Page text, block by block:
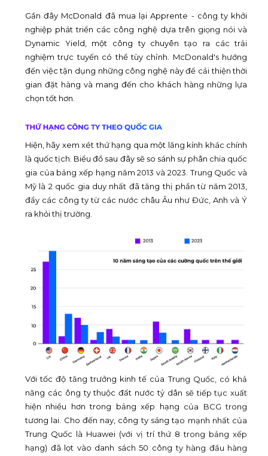
Gần đây McDonald đã mua lại Apprente - công ty khởi
nghiệp phát triển các công nghệ dựa trên giọng nói và
Dynamic Yield, một công ty chuyên tạo ra các trải
nghiệm trực tuyến có thể tùy chỉnh. McDonald's hướng
đến việc tận dụng những công nghệ này để cải thiện thời
gian đặt hàng và mang đến cho khách hàng những lựa
chọn tốt hơn.
Hiện, hãy xem xét thứ hạng qua một lăng kính khác chính
là quốc tịch. Biểu đồ sau đây sẽ so sánh sự phân chia quốc
gia của bảng xếp hạng năm 2013 và 2023. Trung Quốc và
Mỹ là 2 quốc gia duy nhất đã tăng thị phần từ năm 2013,
đẩy các công ty từ các nước châu Âu như Đức, Anh và Ý
ra khỏi thị trường.
Với tốc độ tăng trưởng kinh tế của Trung Quốc, có khả
năng các ông ty thuộc đất nước tỷ dân sẽ tiếp tục xuất
hiện nhiều hơn trong bảng xếp hạng của BCG trong
tương lai. Cho đến nay, công ty sáng tạo mạnh nhất của
Trung Quốc là Huawei (với vị trí thứ 8 trong bảng xếp
hạng) đã lọt vào danh sách 50 công ty hàng đầu hàng